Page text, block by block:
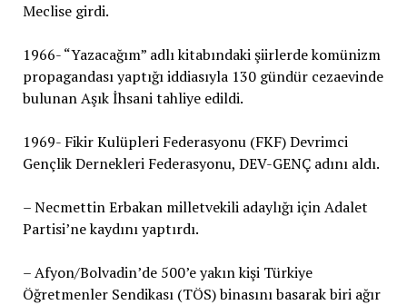
Meclise girdi.
1966- “Yazacağım” adlı kitabındaki şiirlerde komünizm
propagandası yaptığı iddiasıyla 130 gündür cezaevinde
bulunan Aşık İhsani tahliye edildi.
1969- Fikir Kulüpleri Federasyonu (FKF) Devrimci
Gençlik Dernekleri Federasyonu, DEV-GENÇ adını aldı.
– Necmettin Erbakan milletvekili adaylığı için Adalet
Partisi’ne kaydını yaptırdı.
– Afyon/Bolvadin’de 500’e yakın kişi Türkiye
Öğretmenler Sendikası (TÖS) binasını basarak biri ağır